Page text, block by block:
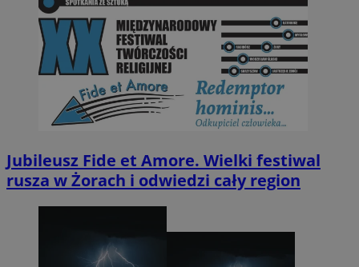
Jubileusz Fide et Amore. Wielki festiwal
rusza w Żorach i odwiedzi cały region